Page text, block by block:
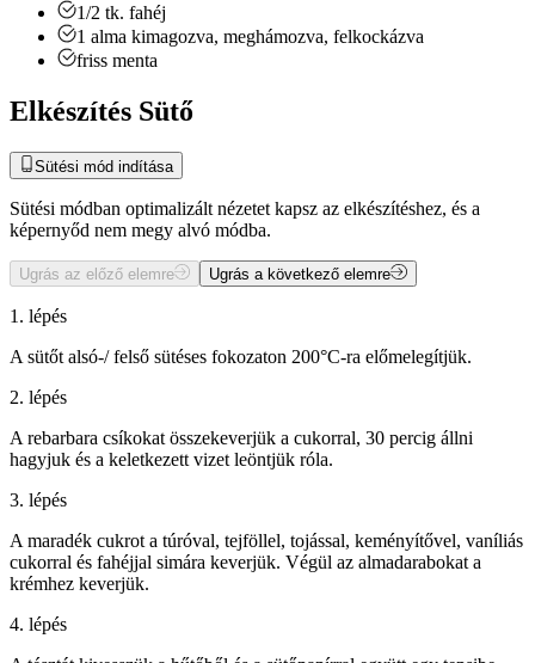
1/2 tk. fahéj
1 alma kimagozva, meghámozva, felkockázva
friss menta
Elkészítés Sütő
Sütési mód indítása
Sütési módban optimalizált nézetet kapsz az elkészítéshez, és a
képernyőd nem megy alvó módba.
Ugrás az előző elemre Ugrás a következő elemre
1. lépés
A sütőt alsó-/ felső sütéses fokozaton 200°C-ra előmelegítjük.
2. lépés
A rebarbara csíkokat összekeverjük a cukorral, 30 percig állni
hagyjuk és a keletkezett vizet leöntjük róla.
3. lépés
A maradék cukrot a túróval, tejföllel, tojással, keményítővel, vaníliás
cukorral és fahéjjal simára keverjük. Végül az almadarabokat a
krémhez keverjük.
4. lépés